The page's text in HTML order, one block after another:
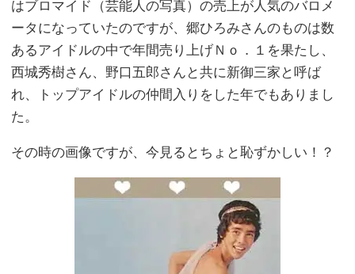
はブロマイド（芸能人の写真）の売上が人気のバロメ
ータになっていたのですが、郷ひろみさんのものは数
あるアイドルの中で年間売り上げＮｏ．１を果たし、
西城秀樹さん、野口五郎さんと共に新御三家と呼ば
れ、トップアイドルの仲間入りをした年でもありまし
た。
その時の画像ですが、今見るとちょと恥ずかしい！？